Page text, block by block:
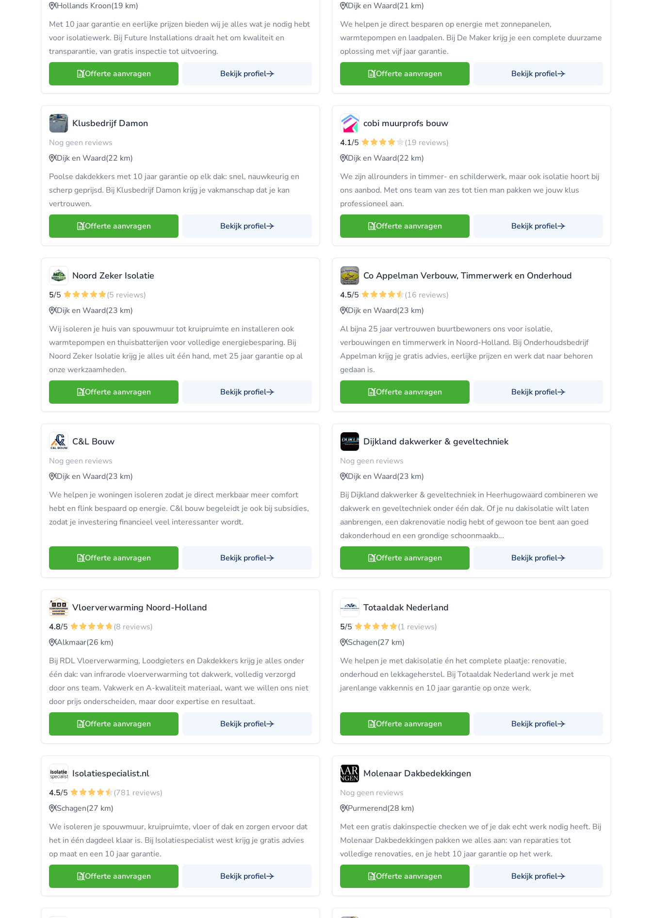
Hollands Kroon(19 km)
Met 10 jaar garantie en eerlijke prijzen bieden wij je alles wat je nodig hebt
voor isolatiewerk. Bij Future Installations draait het om kwaliteit en
transparantie, van gratis inspectie tot uitvoering.
Offerte aanvragen Bekijk profiel
Dijk en Waard(21 km)
We helpen je direct besparen op energie met zonnepanelen,
warmtepompen en laadpalen. Bij De Maker krijg je een complete duurzame
oplossing met vijf jaar garantie.
Offerte aanvragen Bekijk profiel
Klusbedrijf Damon
Nog geen reviews
Dijk en Waard(22 km)
Poolse dakdekkers met 10 jaar garantie op elk dak: snel, nauwkeurig en
scherp geprijsd. Bij Klusbedrijf Damon krijg je vakmanschap dat je kan
vertrouwen.
Offerte aanvragen Bekijk profiel
cobi muurprofs bouw
4.1/5
(19 reviews)
Dijk en Waard(22 km)
We zijn allrounders in timmer- en schilderwerk, maar ook isolatie hoort bij
ons aanbod. Met ons team van zes tot tien man pakken we jouw klus
professioneel aan.
Offerte aanvragen Bekijk profiel
Noord Zeker Isolatie
5/5
(5 reviews)
Dijk en Waard(23 km)
Wij isoleren je huis van spouwmuur tot kruipruimte en installeren ook
warmtepompen en thuisbatterijen voor volledige energiebesparing. Bij
Noord Zeker Isolatie krijg je alles uit één hand, met 25 jaar garantie op al
onze werkzaamheden.
Offerte aanvragen Bekijk profiel
Co Appelman Verbouw, Timmerwerk en Onderhoud
4.5/5
(16 reviews)
Dijk en Waard(23 km)
Al bijna 25 jaar vertrouwen buurtbewoners ons voor isolatie,
verbouwingen en timmerwerk in Noord-Holland. Bij Onderhoudsbedrijf
Appelman krijg je gratis advies, eerlijke prijzen en werk dat naar behoren
gedaan is.
Offerte aanvragen Bekijk profiel
C&L Bouw
Nog geen reviews
Dijk en Waard(23 km)
We helpen je woningen isoleren zodat je direct merkbaar meer comfort
hebt en flink bespaard op energie. C&l bouw begeleidt je ook bij subsidies,
zodat je investering financieel veel interessanter wordt.
Offerte aanvragen Bekijk profiel
Dijkland dakwerker & geveltechniek
Nog geen reviews
Dijk en Waard(23 km)
Bij Dijkland dakwerker & geveltechniek in Heerhugowaard combineren we
dakwerk en geveltechniek onder één dak. Of je nu dakisolatie wilt laten
aanbrengen, een dakrenovatie nodig hebt of gewoon toe bent aan goed
dakonderhoud en een grondige schoonmaakb...
Offerte aanvragen Bekijk profiel
Vloerverwarming Noord-Holland
4.8/5
(8 reviews)
Alkmaar(26 km)
Bij RDL Vloerverwarming, Loodgieters en Dakdekkers krijg je alles onder
één dak: van infrarode vloerverwarming tot dakwerk, volledig verzorgd
door ons team. Vakwerk en A-kwaliteit materiaal, want we willen ons niet
door prijs onderscheiden, maar door expertise en resultaat.
Offerte aanvragen Bekijk profiel
Totaaldak Nederland
5/5
(1 reviews)
Schagen(27 km)
We helpen je met dakisolatie én het complete plaatje: renovatie,
onderhoud en lekkageherstel. Bij Totaaldak Nederland werk je met
jarenlange vakkennis en 10 jaar garantie op onze werk.
Offerte aanvragen Bekijk profiel
Isolatiespecialist.nl
4.5/5
(781 reviews)
Schagen(27 km)
We isoleren je spouwmuur, kruipruimte, vloer of dak en zorgen ervoor dat
het in één dagdeel klaar is. Bij Isolatiespecialist west krijg je gratis advies
op maat en een 10 jaar garantie.
Offerte aanvragen Bekijk profiel
Molenaar Dakbedekkingen
Nog geen reviews
Purmerend(28 km)
Met een gratis dakinspectie checken we of je dak echt werk nodig heeft. Bij
Molenaar Dakbedekkingen pakken we alles aan: van reparaties tot
volledige renovaties, en je hebt 10 jaar garantie op het werk.
Offerte aanvragen Bekijk profiel